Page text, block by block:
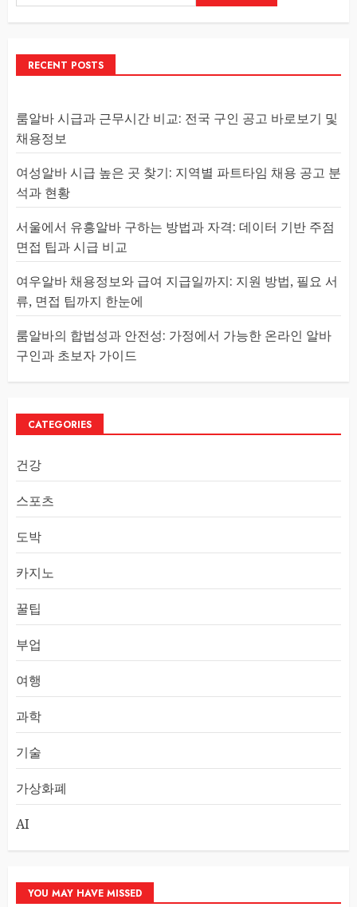
RECENT POSTS
룸알바 시급과 근무시간 비교: 전국 구인 공고 바로보기 및
채용정보
여성알바 시급 높은 곳 찾기: 지역별 파트타임 채용 공고 분
석과 현황
서울에서 유흥알바 구하는 방법과 자격: 데이터 기반 주점
면접 팁과 시급 비교
여우알바 채용정보와 급여 지급일까지: 지원 방법, 필요 서
류, 면접 팁까지 한눈에
룸알바의 합법성과 안전성: 가정에서 가능한 온라인 알바
구인과 초보자 가이드
CATEGORIES
건강
스포츠
도박
카지노
꿀팁
부업
여행
과학
기술
가상화폐
AI
YOU MAY HAVE MISSED